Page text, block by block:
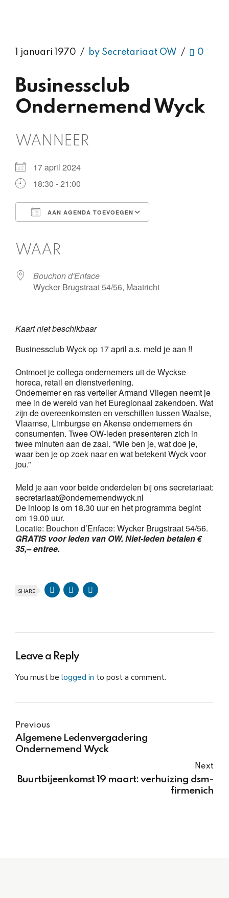
1 januari 1970 by Secretariaat OW 0
Businessclub
Ondernemend Wyck
WANNEER
17 april 2024
18:30 - 21:00
AAN AGENDA TOEVOEGEN
WAAR
Bouchon d'Enface
Wycker Brugstraat 54/56, Maatricht
Kaart niet beschikbaar
Businessclub Wyck op 17 april a.s. meld je aan !!
Ontmoet je collega ondernemers uit de Wyckse
horeca, retail en dienstverlening.
Ondernemer en ras verteller Armand Vliegen neemt je
mee in de wereld van het Euregionaal zakendoen. Wat
zijn de overeenkomsten en verschillen tussen Waalse,
Vlaamse, Limburgse en Akense ondernemers én
consumenten. Twee OW-leden presenteren zich in
twee minuten aan de zaal. “Wie ben je, wat doe je,
waar ben je op zoek naar en wat betekent Wyck voor
jou.”
Meld je aan voor beide onderdelen bij ons secretariaat:
secretariaat@ondernemendwyck.nl
De inloop is om 18.30 uur en het programma begint
om 19.00 uur.
Locatie: Bouchon d’Enface: Wycker Brugstraat 54/56.
GRATIS voor leden van OW. Niet-leden betalen €
35,– entree.
SHARE
Leave a Reply
You must be logged in to post a comment.
Previous
Algemene Ledenvergadering
Ondernemend Wyck
Next
Buurtbijeenkomst 19 maart: verhuizing dsm-
firmenich